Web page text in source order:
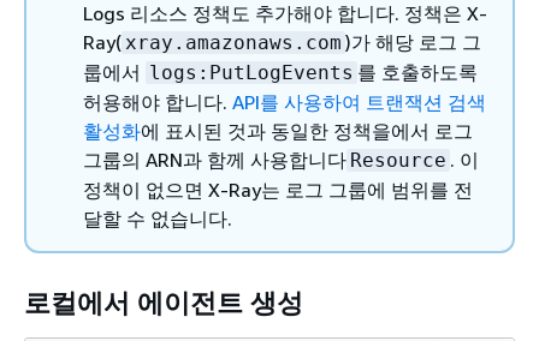
Logs 리소스 정책도 추가해야 합니다. 정책은 X-
Ray(xray.amazonaws.com )가 해당 로그 그
룹에서 logs:PutLogEvents 를 호출하도록
허용해야 합니다. API를 사용하여 트랜잭션 검색
활성화에 표시된 것과 동일한 정책을에서 로그
그룹의 ARN과 함께 사용합니다 Resource . 이
정책이 없으면 X-Ray는 로그 그룹에 범위를 전
달할 수 없습니다.
로컬에서 에이전트 생성